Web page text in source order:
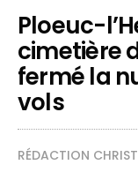
Ploeuc-
cimetière
fermé la
vols
RÉDACTION